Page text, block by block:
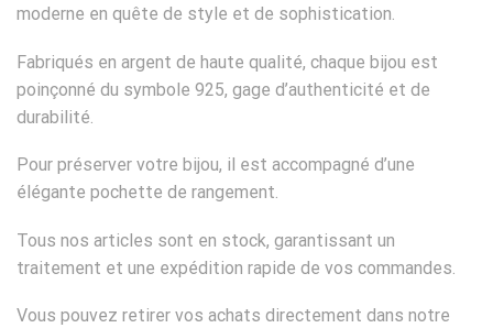
moderne en quête de style et de sophistication.
Fabriqués en argent de haute qualité, chaque bijou est
poinçonné du symbole 925, gage d’authenticité et de
durabilité.
Pour préserver votre bijou, il est accompagné d’une
élégante pochette de rangement.
Tous nos articles sont en stock, garantissant un
traitement et une expédition rapide de vos commandes.
Vous pouvez retirer vos achats directement dans notre